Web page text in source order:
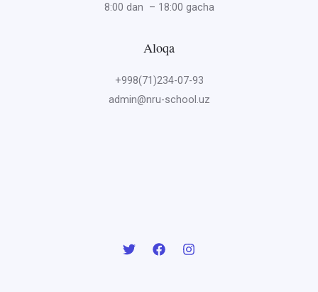
8:00 dan – 18:00 gacha
Aloqa
+998(71)234-07-93
admin@nru-school.uz